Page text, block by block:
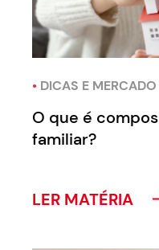
• DICAS E MERCADO
O que é
familiar?
LER MATÉRIA